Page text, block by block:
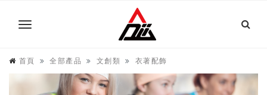
首頁 全部產品 文創類 衣著配飾